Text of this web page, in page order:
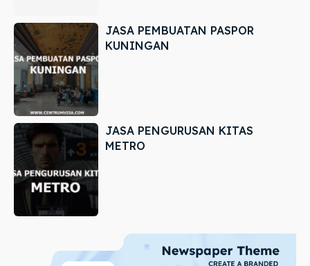
JASA PEMBUATAN PASPOR
KUNINGAN
JASA PENGURUSAN KITAS
METRO